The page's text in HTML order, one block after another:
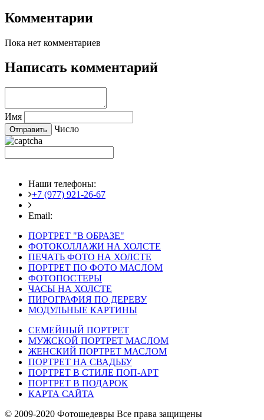
Комментарии
Пока нет комментариев
Написать комментарий
Имя
Число
Наши телефоны:
+7 (977) 921-26-67
Email:
ПОРТРЕТ "В ОБРАЗЕ"
ФОТОКОЛЛАЖИ НА ХОЛСТЕ
ПЕЧАТЬ ФОТО НА ХОЛСТЕ
ПОРТРЕТ ПО ФОТО МАСЛОМ
ФОТОПОСТЕРЫ
ЧАСЫ НА ХОЛСТЕ
ПИРОГРАФИЯ ПО ДЕРЕВУ
МОДУЛЬНЫЕ КАРТИНЫ
СЕМЕЙНЫЙ ПОРТРЕТ
МУЖСКОЙ ПОРТРЕТ МАСЛОМ
ЖЕНСКИЙ ПОРТРЕТ МАСЛОМ
ПОРТРЕТ НА СВАДЬБУ
ПОРТРЕТ В СТИЛЕ ПОП-АРТ
ПОРТРЕТ В ПОДАРОК
КАРТА САЙТА
© 2009-2020 Фотошедевры Все права защищены